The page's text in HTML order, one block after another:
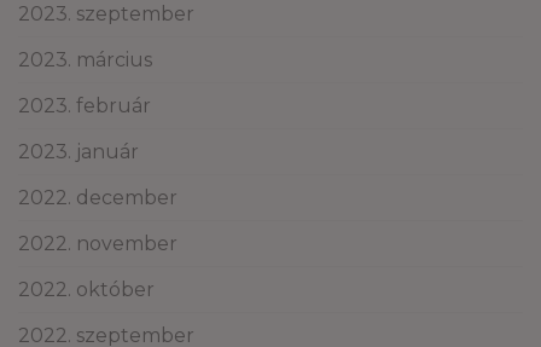
2023. szeptember
2023. március
2023. február
2023. január
2022. december
2022. november
2022. október
2022. szeptember